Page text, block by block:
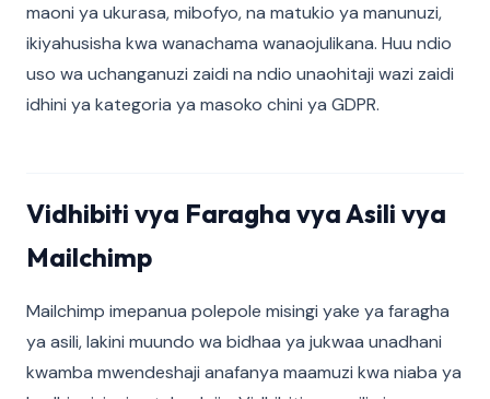
maoni ya ukurasa, mibofyo, na matukio ya manunuzi,
ikiyahusisha kwa wanachama wanaojulikana. Huu ndio
uso wa uchanganuzi zaidi na ndio unaohitaji wazi zaidi
idhini ya kategoria ya masoko chini ya GDPR.
Vidhibiti vya Faragha vya Asili vya
Mailchimp
Mailchimp imepanua polepole misingi yake ya faragha
ya asili, lakini muundo wa bidhaa ya jukwaa unadhani
kwamba mwendeshaji anafanya maamuzi kwa niaba ya